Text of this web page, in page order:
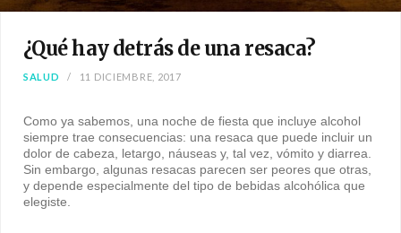
¿Qué hay detrás de una resaca?
SALUD 11 DICIEMBRE, 2017
Como ya sabemos, una noche de fiesta que incluye alcohol
siempre trae consecuencias: una resaca que puede incluir un
dolor de cabeza, letargo, náuseas y, tal vez, vómito y diarrea.
Sin embargo, algunas resacas parecen ser peores que otras,
y depende especialmente del tipo de bebidas alcohólica que
elegiste.